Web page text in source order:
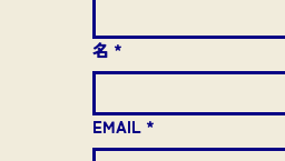
名 *
EMAIL *